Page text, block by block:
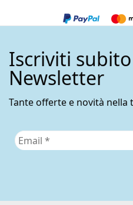
Iscriviti
Newsletter
Tante offerte e novità